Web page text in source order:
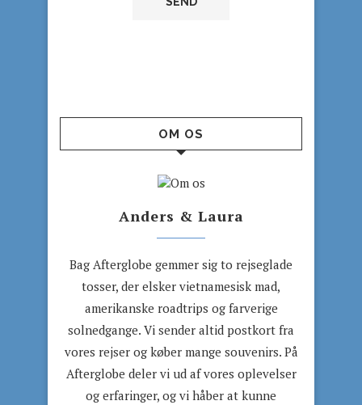
OM OS
Anders & Laura
Bag Afterglobe gemmer sig to rejseglade
tosser, der elsker vietnamesisk mad,
amerikanske roadtrips og farverige
solnedgange. Vi sender altid postkort fra
vores rejser og køber mange souvenirs. På
Afterglobe deler vi ud af vores oplevelser
og erfaringer, og vi håber at kunne